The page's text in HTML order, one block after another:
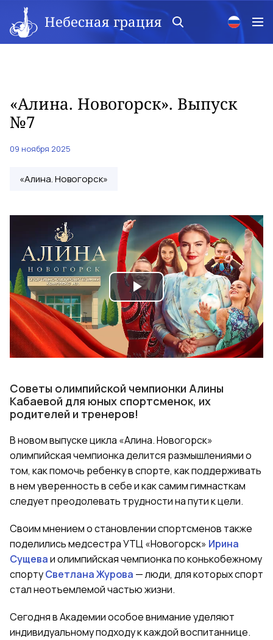
Небесная грация
«Алина. Новогорск». Выпуск
№7
09 ноября 2025
«Алина. Новогорск»
Play
Video
Советы олимпийской чемпионки Алины
Кабаевой для юных спортсменок, их
родителей и тренеров!
В новом выпуске цикла «Алина. Новогорск»
олимпийская чемпионка делится размышлениями о
том, как помочь ребенку в спорте, как поддерживать
в нем уверенность в себе и как самим гимнасткам
следует преодолевать трудности на пути к цели.
Своим мнением о становлении спортсменов также
поделились медсестра УТЦ «Новогорск» Ирина
Сущеваи олимпийская чемпионка по конькобежному
спортуСветлана Журова — люди, для которых спорт
стал неотъемлемой частью жизни.
Сегодня в Академии особое внимание уделяют
индивидуальному подходу к каждой воспитаннице.